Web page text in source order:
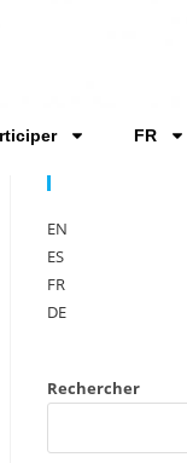
FR
EN
ES
FR
DE
Rechercher